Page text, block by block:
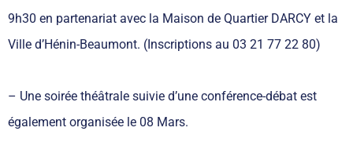
9h30 en partenariat avec la Maison de Quartier DARCY et la
Ville d’Hénin-Beaumont. (Inscriptions au 03 21 77 22 80)
– Une soirée théâtrale suivie d’une conférence-débat est
également organisée le 08 Mars.